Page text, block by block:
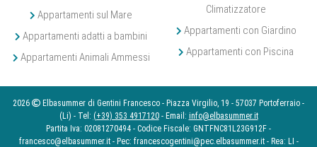
Appartamenti sul Mare
Appartamenti adatti a bambini
Appartamenti Animali Ammessi
Climatizzatore
Appartamenti con Giardino
Appartamenti con Piscina
2026
Elbasummer di Gentini Francesco - Piazza Virgilio, 19 - 57037 Portoferraio -
(Li) - Tel: (+39) 353 4917120- Email: info@elbasummer.it
Partita Iva: 02081270494 - Codice Fiscale: GNTFNC81L23G912F -
francesco@elbasummer.it - Pec: francescogentini@pec.elbasummer.it - Rea: LI -